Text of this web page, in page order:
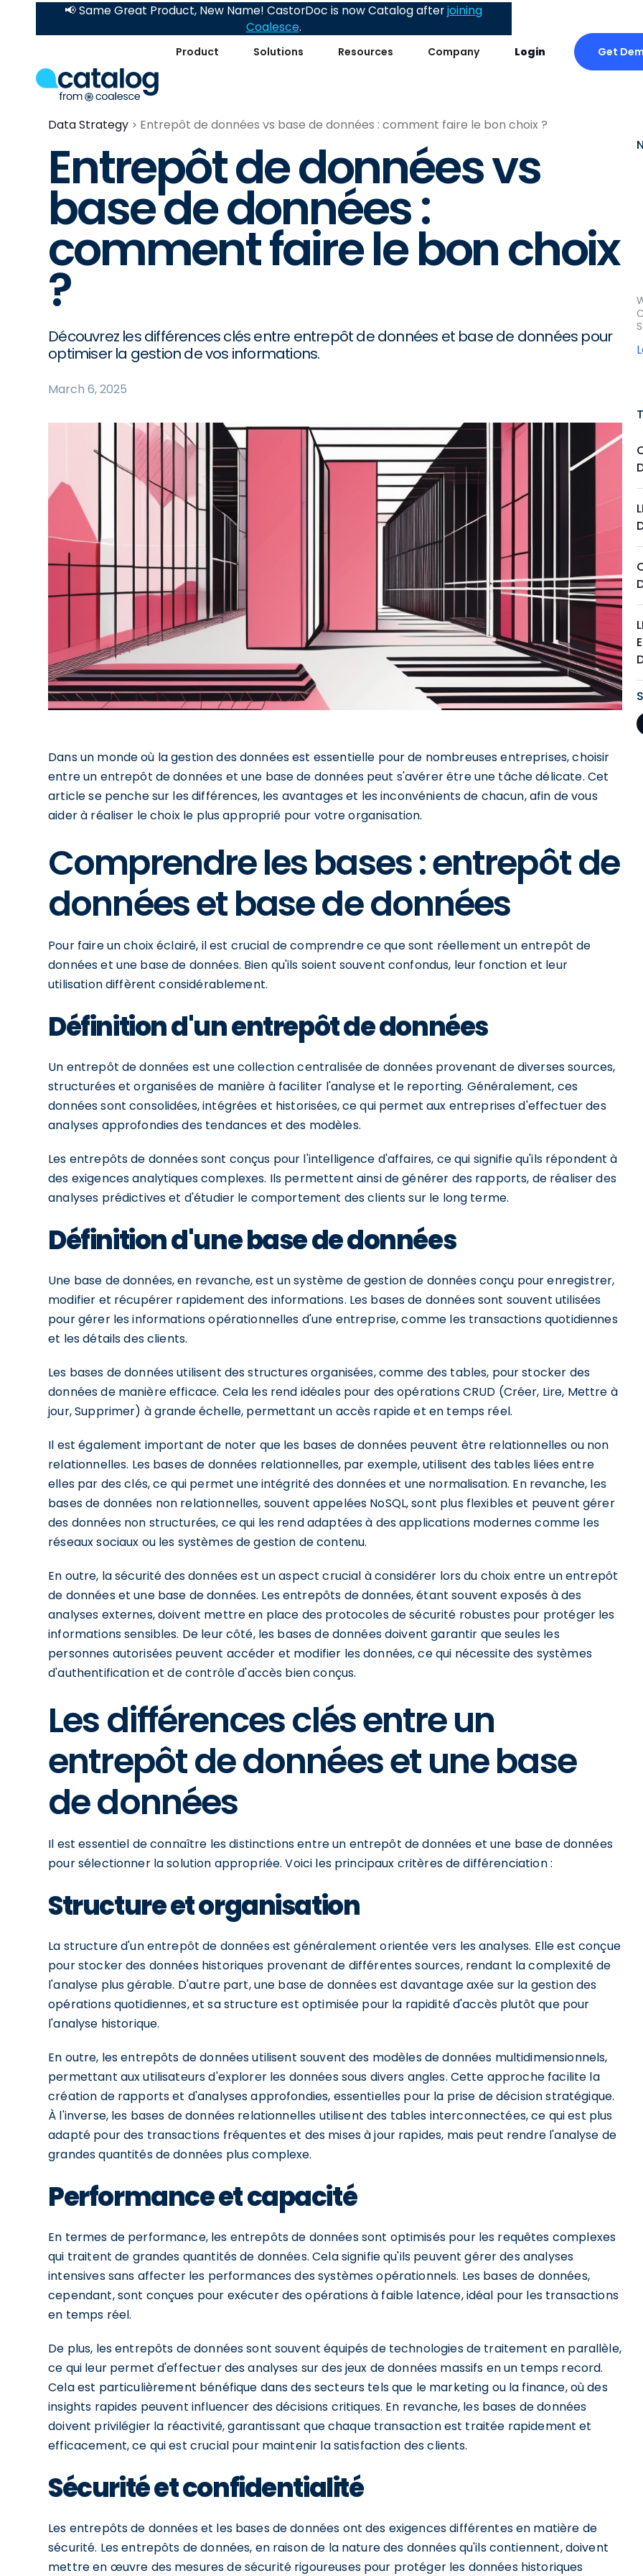
Product Solutions Resources Company Login Get
📢 Same Great Product, New Name! CastorDoc is now Catalog afterjoining
Coalesce.
Data Strategy Entrepôt de données vs base de données : comment faire le bon choix ?
Entrepôt de données vs
base de données :
comment faire le bon choix
?
Découvrez les différences clés entre entrepôt de données et base de données pour
optimiser la gestion de vos informations.
March 6, 2025
Dans un monde où la gestion des données est essentielle pour de nombreuses entreprises, choisir
entre un entrepôt de données et une base de données peut s'avérer être une tâche délicate. Cet
article se penche sur les différences, les avantages et les inconvénients de chacun, afin de vous
aider à réaliser le choix le plus approprié pour votre organisation.
Comprendre les bases : entrepôt de
données et base de données
Pour faire un choix éclairé, il est crucial de comprendre ce que sont réellement un entrepôt de
données et une base de données. Bien qu'ils soient souvent confondus, leur fonction et leur
utilisation diffèrent considérablement.
Définition d'un entrepôt de données
Un entrepôt de données est une collection centralisée de données provenant de diverses sources,
structurées et organisées de manière à faciliter l'analyse et le reporting. Généralement, ces
données sont consolidées, intégrées et historisées, ce qui permet aux entreprises d'effectuer des
analyses approfondies des tendances et des modèles.
Les entrepôts de données sont conçus pour l'intelligence d'affaires, ce qui signifie qu'ils répondent à
des exigences analytiques complexes. Ils permettent ainsi de générer des rapports, de réaliser des
analyses prédictives et d'étudier le comportement des clients sur le long terme.
Définition d'une base de données
Une base de données, en revanche, est un système de gestion de données conçu pour enregistrer,
modifier et récupérer rapidement des informations. Les bases de données sont souvent utilisées
pour gérer les informations opérationnelles d'une entreprise, comme les transactions quotidiennes
et les détails des clients.
Les bases de données utilisent des structures organisées, comme des tables, pour stocker des
données de manière efficace. Cela les rend idéales pour des opérations CRUD (Créer, Lire, Mettre à
jour, Supprimer) à grande échelle, permettant un accès rapide et en temps réel.
Il est également important de noter que les bases de données peuvent être relationnelles ou non
relationnelles. Les bases de données relationnelles, par exemple, utilisent des tables liées entre
elles par des clés, ce qui permet une intégrité des données et une normalisation. En revanche, les
bases de données non relationnelles, souvent appelées NoSQL, sont plus flexibles et peuvent gérer
des données non structurées, ce qui les rend adaptées à des applications modernes comme les
réseaux sociaux ou les systèmes de gestion de contenu.
En outre, la sécurité des données est un aspect crucial à considérer lors du choix entre un entrepôt
de données et une base de données. Les entrepôts de données, étant souvent exposés à des
analyses externes, doivent mettre en place des protocoles de sécurité robustes pour protéger les
informations sensibles. De leur côté, les bases de données doivent garantir que seules les
personnes autorisées peuvent accéder et modifier les données, ce qui nécessite des systèmes
d'authentification et de contrôle d'accès bien conçus.
Les différences clés entre un
entrepôt de données et une base
de données
Il est essentiel de connaître les distinctions entre un entrepôt de données et une base de données
pour sélectionner la solution appropriée. Voici les principaux critères de différenciation :
Structure et organisation
La structure d'un entrepôt de données est généralement orientée vers les analyses. Elle est conçue
pour stocker des données historiques provenant de différentes sources, rendant la complexité de
l'analyse plus gérable. D'autre part, une base de données est davantage axée sur la gestion des
opérations quotidiennes, et sa structure est optimisée pour la rapidité d'accès plutôt que pour
l'analyse historique.
En outre, les entrepôts de données utilisent souvent des modèles de données multidimensionnels,
permettant aux utilisateurs d'explorer les données sous divers angles. Cette approche facilite la
création de rapports et d'analyses approfondies, essentielles pour la prise de décision stratégique.
À l'inverse, les bases de données relationnelles utilisent des tables interconnectées, ce qui est plus
adapté pour des transactions fréquentes et des mises à jour rapides, mais peut rendre l'analyse de
grandes quantités de données plus complexe.
Performance et capacité
En termes de performance, les entrepôts de données sont optimisés pour les requêtes complexes
qui traitent de grandes quantités de données. Cela signifie qu'ils peuvent gérer des analyses
intensives sans affecter les performances des systèmes opérationnels. Les bases de données,
cependant, sont conçues pour exécuter des opérations à faible latence, idéal pour les transactions
en temps réel.
De plus, les entrepôts de données sont souvent équipés de technologies de traitement en parallèle,
ce qui leur permet d'effectuer des analyses sur des jeux de données massifs en un temps record.
Cela est particulièrement bénéfique dans des secteurs tels que le marketing ou la finance, où des
insights rapides peuvent influencer des décisions critiques. En revanche, les bases de données
doivent privilégier la réactivité, garantissant que chaque transaction est traitée rapidement et
efficacement, ce qui est crucial pour maintenir la satisfaction des clients.
Sécurité et confidentialité
Les entrepôts de données et les bases de données ont des exigences différentes en matière de
sécurité. Les entrepôts de données, en raison de la nature des données qu'ils contiennent, doivent
mettre en œuvre des mesures de sécurité rigoureuses pour protéger les données historiques